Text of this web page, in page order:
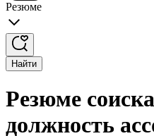
Резюме
Найти
Резюме
должность